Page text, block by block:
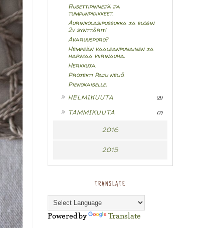
Rusettipinnejä ja
tumpunpidikkeet.
Aurinkolasipussukka ja blogin
2v synttärit!
Avaruusporo?
Hempeän vaaleanpunainen ja
harmaa viirinauha.
Herkkuja.
Projekti Paju neliö.
Pienokaiselle.
HELMIKUUTA (8)
TAMMIKUUTA (7)
2016
2015
TRANSLATE
Powered by Translate